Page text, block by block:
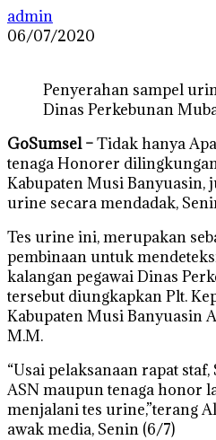
admin
06/07/2020
Penyerahan sampel
Dinas Perkebunan
GoSumsel –Tidak hanya
tenaga Honorer
Kabupaten Musi Banyuasin,
urine secara mendadak,
Tes urine ini, merupakan
pembinaan untuk
kalangan pegawai Dinas
tersebut diungkapkan Plt.
Kabupaten Musi Banyuasin
M.M.
“Usai pelaksanaan rapat
ASN maupun tenaga honor
menjalani tes urine,”terang
awak media, Senin (6/7)